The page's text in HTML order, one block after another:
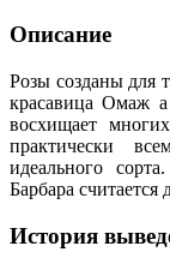
Описание
Розы созданы для
красавица Омаж а
восхищает
практически
идеального
Барбара
История